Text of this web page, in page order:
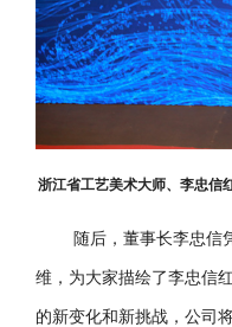
浙江省工艺美术大师、李忠信
随后，董事长李忠信
维，为大家描绘了李忠信
的新变化和新挑战，公司